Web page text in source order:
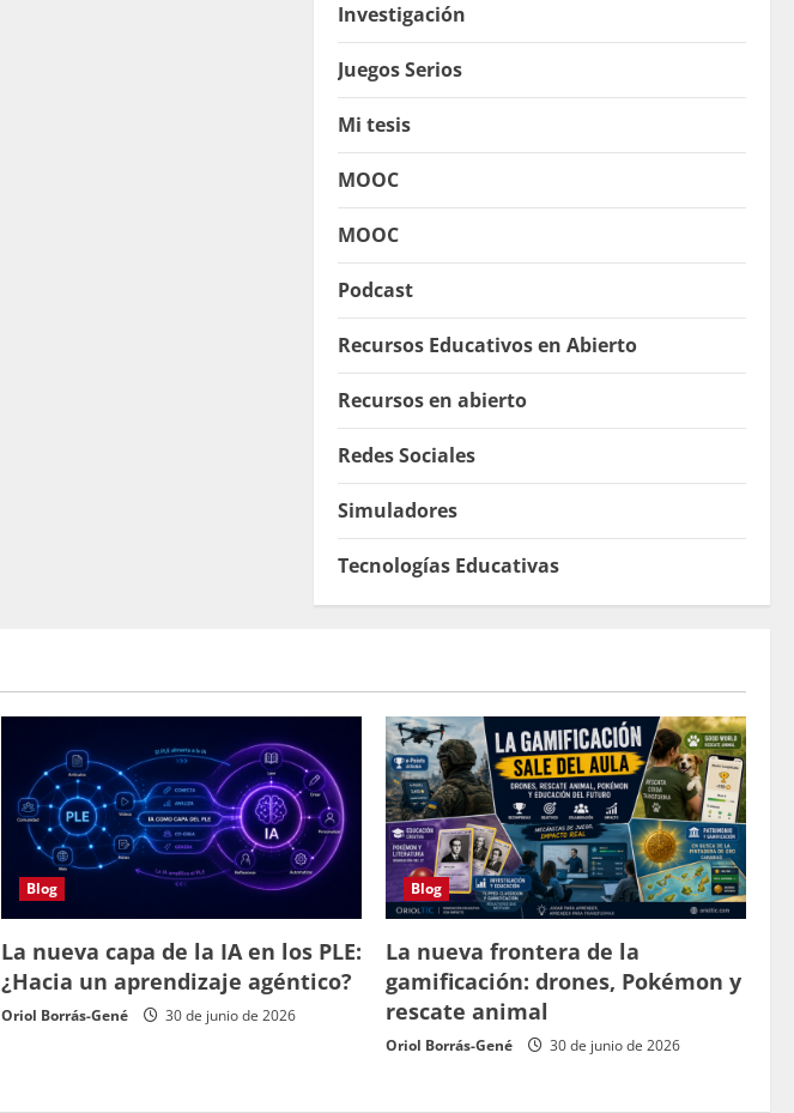
Investigación
Juegos Serios
Mi tesis
MOOC
MOOC
Podcast
Recursos Educativos en Abierto
Recursos en abierto
Redes Sociales
Simuladores
Tecnologías Educativas
Blog
La nueva capa de la IA en los PLE:
¿Hacia un aprendizaje agéntico?
Oriol Borrás-Gené 30 de junio de 2026
Blog
La nueva frontera de la
gamificación: drones, Pokémon y
rescate animal
Oriol Borrás-Gené 30 de junio de 2026